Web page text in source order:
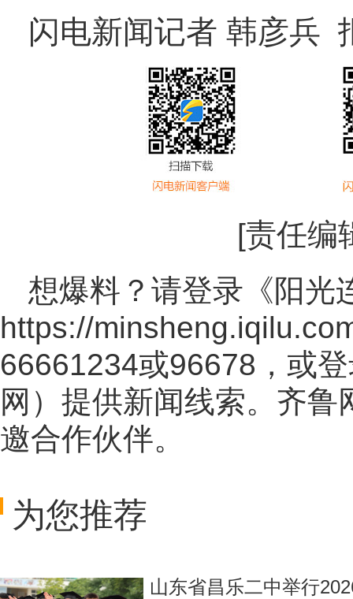
闪电新闻记者 韩彦兵
[责任编
想爆料？请登录《阳光
https://
66661234或96678，或
网 ）提供新闻线索。齐鲁
邀合作伙伴。
为您推荐
山东省昌乐二中举行